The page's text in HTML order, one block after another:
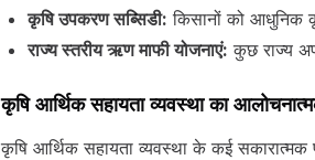
कृषि उपकरण सब्सिडी: किसानों को आधुनिक
राज्य स्तरीय ऋण माफी योजनाएं: कुछ राज्य
कृषि आर्थिक सहायता व्यवस्था का
कृषि आर्थिक सहायता व्यवस्था के कई